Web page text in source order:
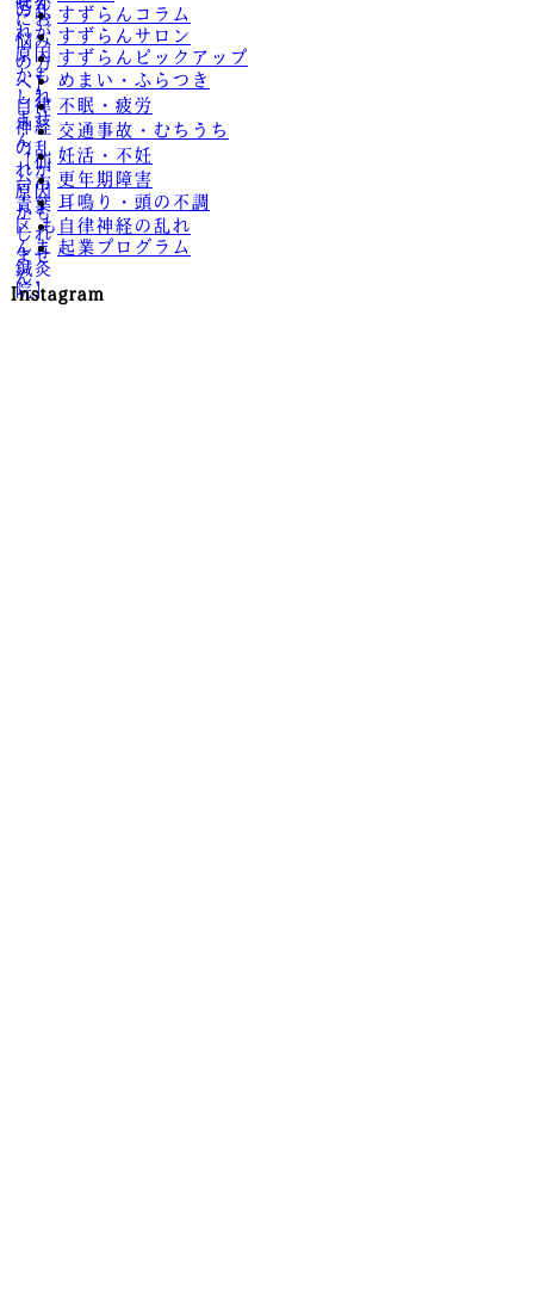
すずらんコラム
すずらんサロン
すずらんピックアップ
めまい・ふらつき
不眠・疲労
交通事故・むちうち
妊活・不妊
更年期障害
耳鳴り・頭の不調
自律神経の乱れ
起業プログラム
Instagram